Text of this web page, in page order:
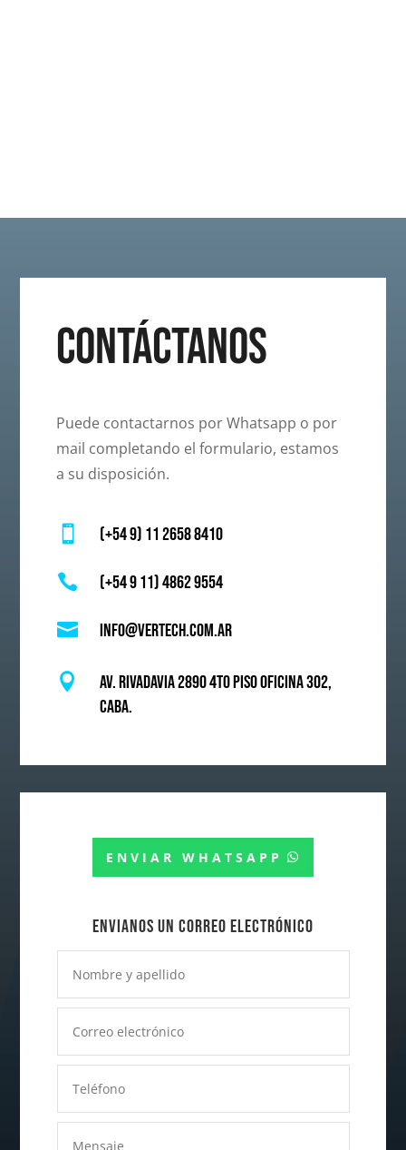
Contáctanos
Puede contactarnos por Whatsapp o por
mail completando el formulario, estamos
a su disposición.
 (+54 9) 11 2658 8410
 (+54 9 11) 4862 9554
 info@vertech.com.ar

Av. Rivadavia 2890 4to piso oficina 302,
caba.
ENVIAR WHATSAPP
Envianos un correo electrónico